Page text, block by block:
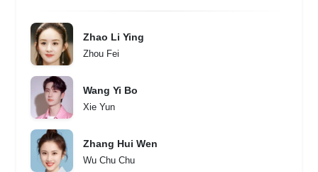
Zhao Li Ying
Zhou Fei
Wang Yi Bo
Xie Yun
Zhang Hui Wen
Wu Chu Chu